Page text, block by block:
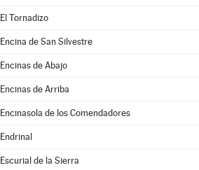
El Tornadizo
Encina de San Silvestre
Encinas de Abajo
Encinas de Arriba
Encinasola de los Comendadores
Endrinal
Escurial de la Sierra